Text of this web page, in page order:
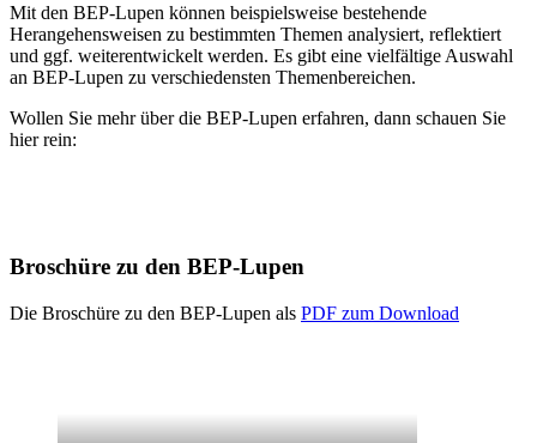
Mit den BEP-Lupen können beispielsweise bestehende
Herangehensweisen zu bestimmten Themen analysiert, reflektiert
und ggf. weiterentwickelt werden. Es gibt eine vielfältige Auswahl
an BEP-Lupen zu verschiedensten Themenbereichen.
Wollen Sie mehr über die BEP-Lupen erfahren, dann schauen Sie
hier rein:
Broschüre zu den BEP-Lupen
Die Broschüre zu den BEP-Lupen als PDF zum Download